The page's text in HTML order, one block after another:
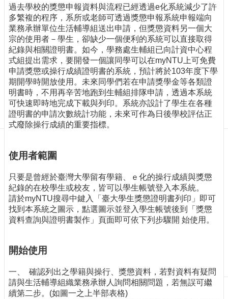
訂
閱/
取
消
網
站
導
覽
最
新
消
關
我
們
出
版
校
服
務
過去學校的獎懲申報資料與流程已經透過e化系統減少了許
多繁複的程序，系所或老師可透過獎懲申報系統申報端向
業務承辦單位生活輔導組送出申請，但獎懲資料另一個大
宗的使用者－學生，卻缺少一個便利的系統可以直接取得
紀錄與相關證明書。如今，學務處生輔組已向計資中心程
式組提出需求，要開發一個讓同學可以在myNTU上可免費
申請獎懲或操行成績證明書的系統，預計將於103年度下學
期開學時開放使用。未來同學們若在申請獎學金等各類證
明書時，不用再辛苦地跑到生輔組排隊申請，透過本系統
可快速即時地完成下載與列印。系統亦設計了學生在各種
證明書的申請次數統計功能，未來可作為日後學校評估正
式廢除操行成績的重要指標。
使用者範圍
只要是曾經於臺灣大學留有學籍、ｅ化的操行成績與獎懲
紀錄的在校學生或校友，皆可以學生帳號登入本系統。
請於myNTU搜尋中鍵入「臺大學生獎懲證明書列印」即可
找到本系統之圖示，點選圖示並登入學生帳號後到「獎懲
資料查詢與證明書製作」頁面即可依下列步驟開 始使用。
開始使用
一、 確認列出之學籍與操行、獎懲資料，若對資料有疑問
請與生活輔導組織業務承辦人詢問相關問題，若無誤可繼
續第二步。(如圖一之上半部表格)